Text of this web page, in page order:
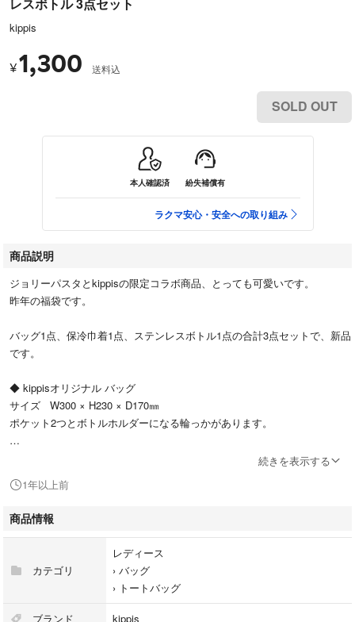
kippis
¥1,300 送料込
SOLD OUT
本人確認済 紛失補償有
ラクマ安心・安全への取り組み
商品説明
ジョリーパスタとkippisの限定コラボ商品、とっても可愛いです。
昨年の福袋です。
バッグ1点、保冷巾着1点、ステンレスボトル1点の合計3点セットで、新品
です。
◆ kippisオリジナル バッグ
サイズ W300 × H230 × D170㎜
ポケット2つとボトルホルダーになる輪っかがあります。
◆ kippisオリジナルステンレスボトル
サイズ 直径55mm × H135mm 0.20L
#北欧柄 #ジョリパ #kippis #キッピス
#非売品 #手提げ #保冷バッグ #水筒
#保冷袋 #ボトル #エコバッグ
続きを表示する
1年以上前
商品情報
カテゴリ
レディース
› バッグ
› トートバッグ
ブランド kippis